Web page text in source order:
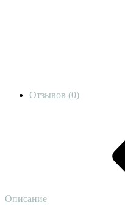
Отзывов (0)
Описание